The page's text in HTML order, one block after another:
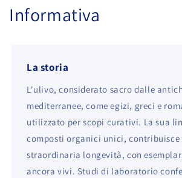
Informativa
La storia
L'ulivo, considerato sacro dalle
mediterranee, come egizi, greci e
utilizzato per scopi curativi. La sua
composti organici unici, contribuisce
straordinaria longevità, con
ancora vivi. Studi di laboratorio